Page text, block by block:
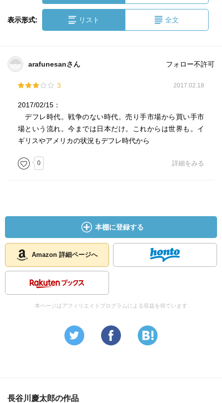
表示形式: リスト 全文
arafunesanさん フォロー不許可
3 2017.02.18
2017/02/15：
デフレ時代。戦争のない時代。売り手市場から買い手市
場という流れ。今までは日本だけ。これからは世界も。イ
ギリスやアメリカの状況もデフレ時代から
0 詳細をみる
本棚に登録する
Amazon 詳細ページへ
本ページはアフィリエイトプログラムによる収益を得ています
長谷川慶太郎の作品